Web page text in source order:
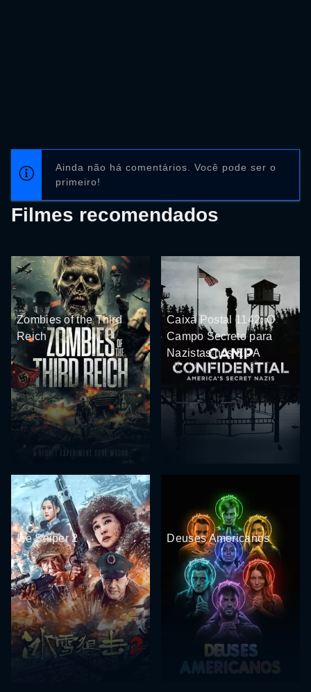
Ainda não há comentários. Você pode ser o
primeiro!
Filmes recomendados
Zombies of the Third
Reich
Caixa Postal 1142: O
Campo Secreto para
Nazistas nos EUA
Ice Sniper 2 Deuses Americanos